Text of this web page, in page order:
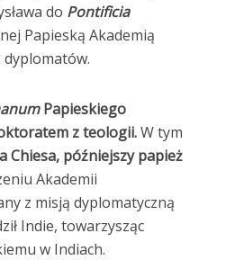
do Pontificia
Papieską Akademią
Papieskiego
z teologii.W tym
Chiesa, późniejszy papież
Akademii
z misją dyplomatyczną
Indie, towarzysząc
w Indiach.